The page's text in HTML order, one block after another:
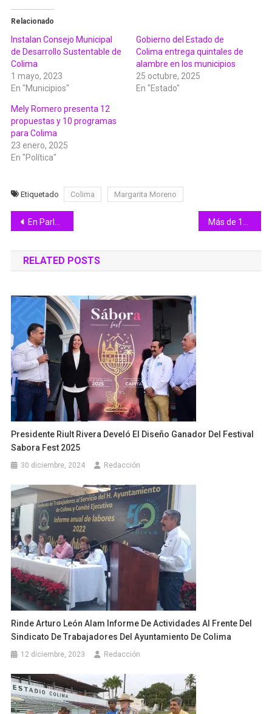
Relacionado
Instalan Consejo Municipal
de Desarrollo Sustentable de
Colima
1 mayo, 2023
En "Municipios"
Gobierno del Estado de
Colima entrega quintales de
alambre en los municipios
25 octubre, 2025
En "Estado"
Mely Romero presenta 12
propuestas y 10 programas
para Colima
23 enero, 2025
En "Política"
Etiquetado Colima Margarita Moreno
Navegación
de
entradas
En Parlamento, diputadas y diputados infantiles se pronuncian por seguridad, crianza responsable y espacios de recreación
RELATED POSTS
Presidente Riult Rivera Develó El Diseño Ganador Del Festival
Sabora Fest 2025
30 diciembre, 2024 Redacción
Rinde Arturo León Alam Informe De Actividades Al Frente Del
Sindicato De Trabajadores Del Ayuntamiento De Colima
12 diciembre, 2023 Redacción